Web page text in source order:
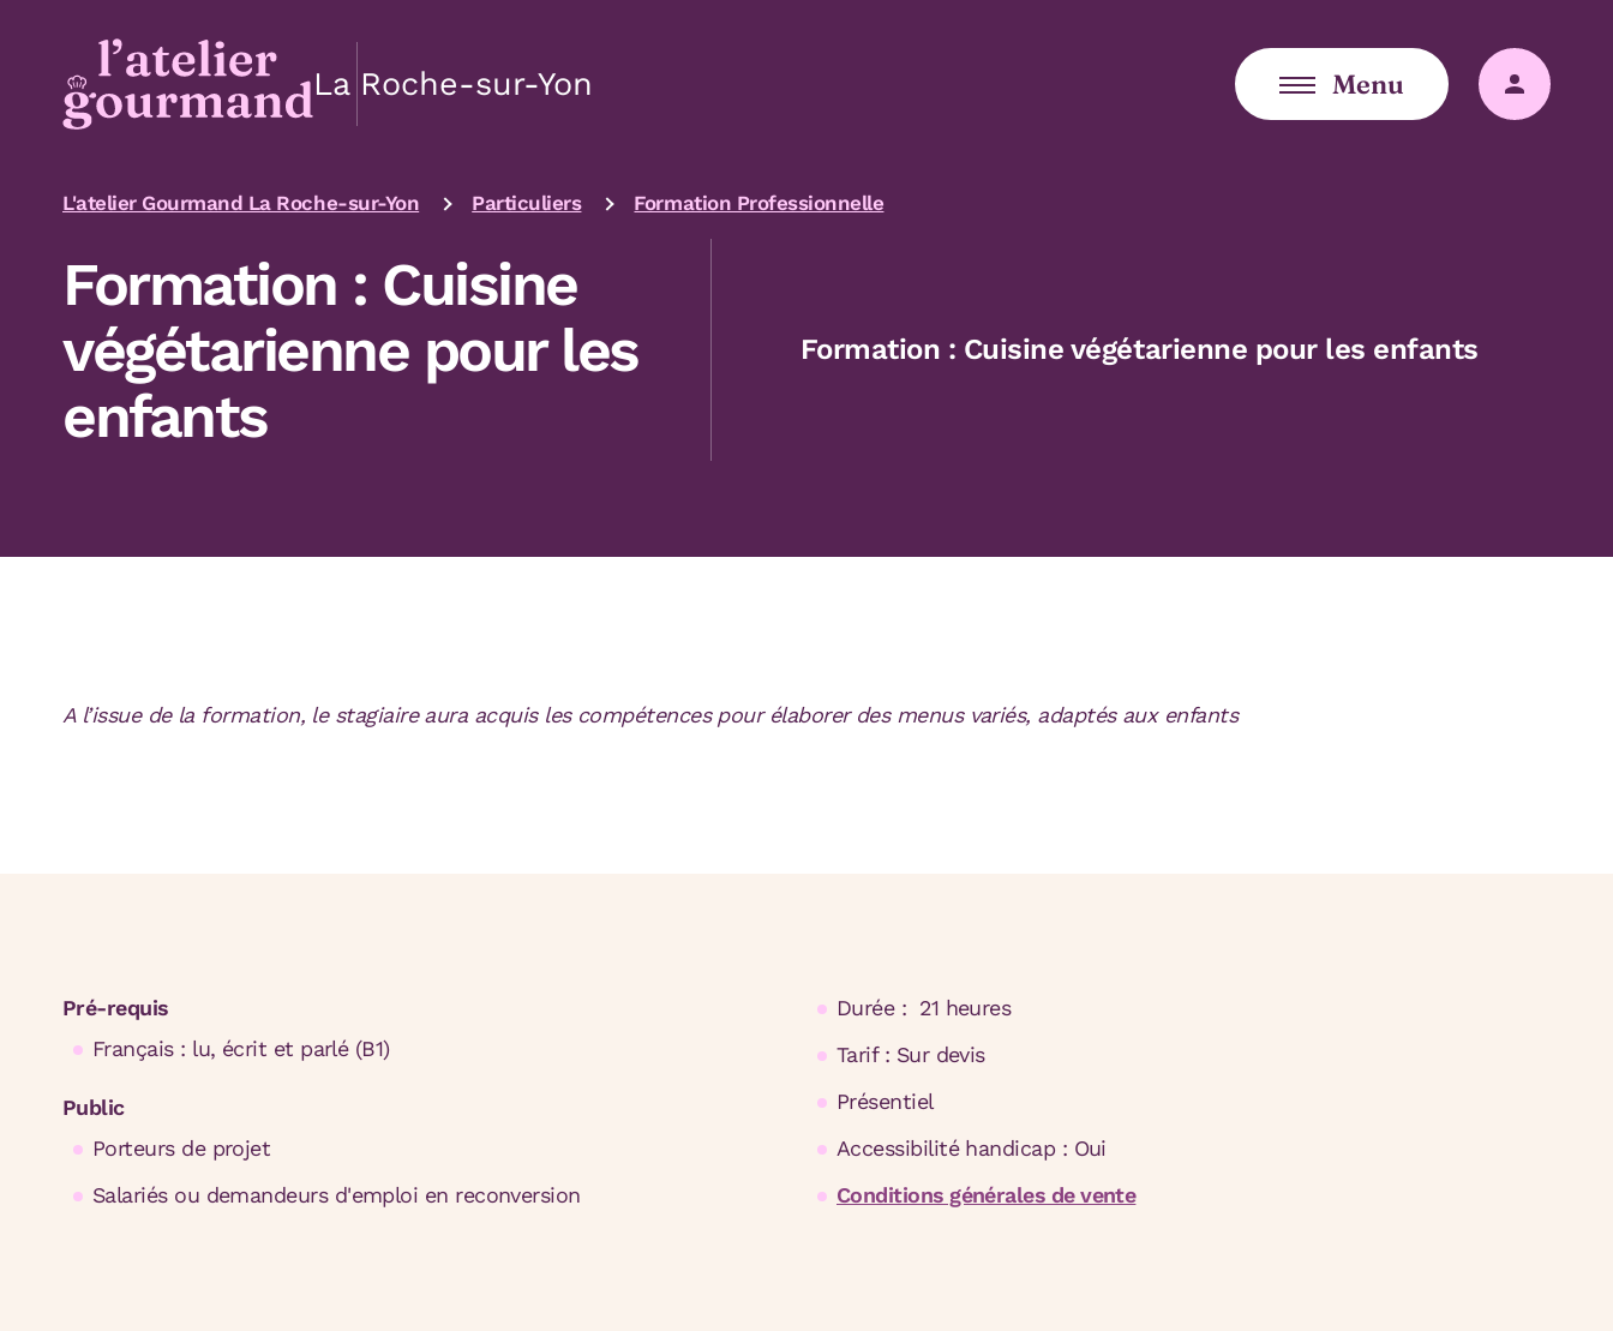
La Roche-sur-Yon Menu
L'atelier Gourmand La Roche-sur-Yon Particuliers Formation Professionnelle
Formation : Cuisine
végétarienne pour les
enfants
Formation : Cuisine végétarienne pour les enfants
A l’issue de la formation, le stagiaire aura acquis les compétences pour élaborer des menus variés, adaptés aux enfants
Pré-requis
Français : lu, écrit et parlé (B1)
Public
Porteurs de projet
Salariés ou demandeurs d'emploi en reconversion
Durée : 21 heures
Tarif : Sur devis
Présentiel
Accessibilité handicap : Oui
Conditions générales de vente